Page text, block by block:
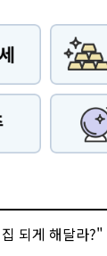
되게 해달라?"